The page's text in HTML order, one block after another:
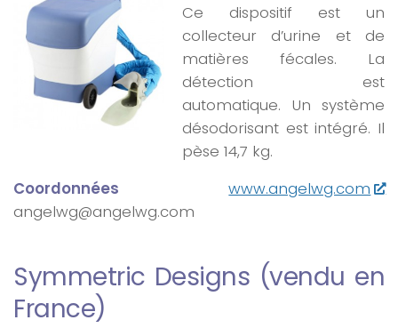
Ce dispositif est un
collecteur d’urine et de
matières fécales. La
détection est
automatique. Un système
désodorisant est intégré. Il
pèse 14,7 kg.
Coordonnées
www.angelwg.com
angelwg@angelwg.com
Symmetric Designs (vendu en
France)